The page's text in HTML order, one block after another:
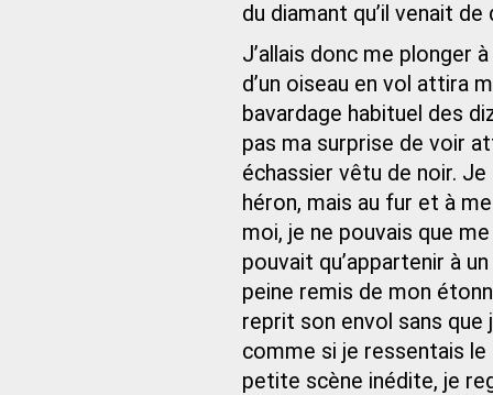
du diamant qu’il venait
J’allais donc me plonger
d’un oiseau en vol attira
bavardage habituel des
pas ma surprise de voir
échassier vêtu de noir.
héron, mais au fur et à
moi, je ne pouvais que
pouvait qu’appartenir à
peine remis de mon
reprit son envol sans que
comme si je ressentais
petite scène inédite, je